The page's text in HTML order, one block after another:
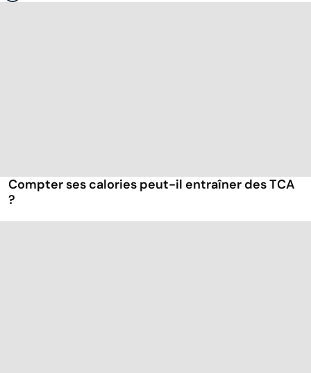
Compter ses calories peut-il entraîner des TCA
?